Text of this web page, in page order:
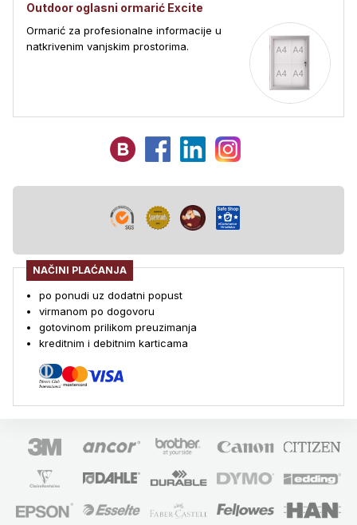
Outdoor oglasni ormarić Excite
Ormarić za profesionalne informacije u
natkrivenim vanjskim prostorima.
NAČINI PLAĆANJA
po ponudi uz dodatni popust
virmanom po dogovoru
gotovinom prilikom preuzimanja
kreditnim i debitnim karticama